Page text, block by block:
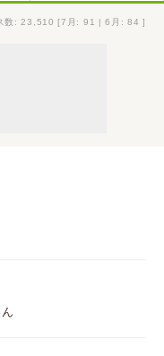
数: 23,510 [7月: 91 | 6月: 84 ]